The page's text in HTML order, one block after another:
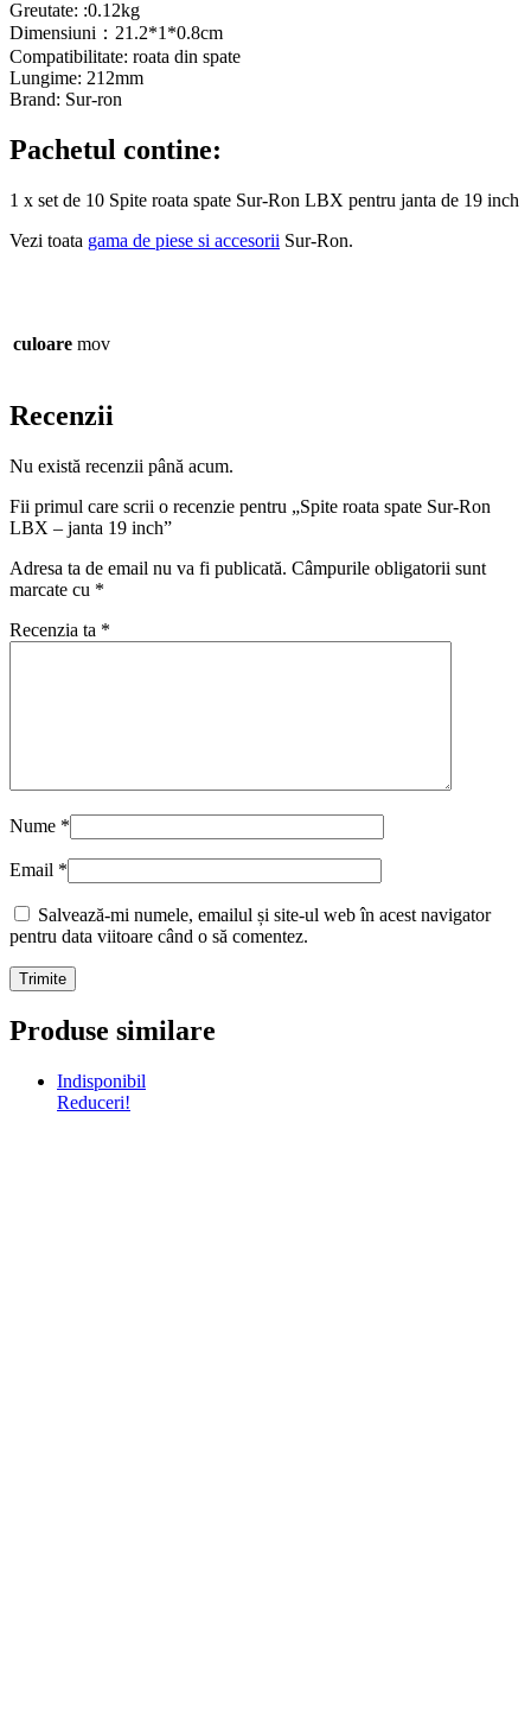
Greutate: :0.12kg
Dimensiuni：21.2*1*0.8cm
Compatibilitate: roata din spate
Lungime: 212mm
Brand: Sur-ron
Pachetul contine:
1 x set de 10 Spite roata spate Sur-Ron LBX pentru janta de 19 inch
Vezi toata gama de piese si accesorii Sur-Ron.
culoare mov
Recenzii
Nu există recenzii până acum.
Fii primul care scrii o recenzie pentru „Spite roata spate Sur-Ron
LBX – janta 19 inch”
Adresa ta de email nu va fi publicată. Câmpurile obligatorii sunt
marcate cu *
Recenzia ta *
Nume *
Email *
Salvează-mi numele, emailul și site-ul web în acest navigator
pentru data viitoare când o să comentez.
Produse similare
Indisponibil
Reduceri!